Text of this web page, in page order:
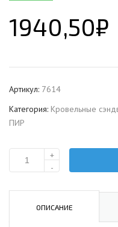
1940,50₽
Артикул: 7614
Категория: Кровельные
ПИР
Количество
сэндвич-
+
-
ОПИСАНИЕ